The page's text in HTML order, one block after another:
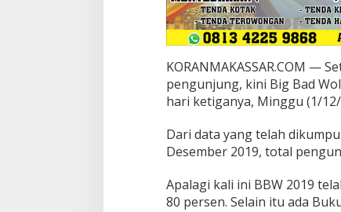
9
T
e
l
a
h
D
h
a
d
r
i
KORANMAKASSAR.COM —
pengunjung, kini Big Bad
hari ketiganya, Minggu (1/12/
Dari data yang telah
Desember 2019, total
Apalagi kali ini BBW 2019
80 persen. Selain itu ada